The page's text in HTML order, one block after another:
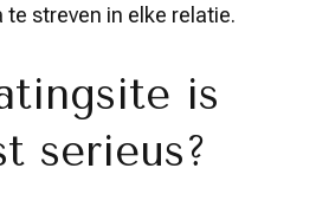
streven in elke relatie.
is
serieus?